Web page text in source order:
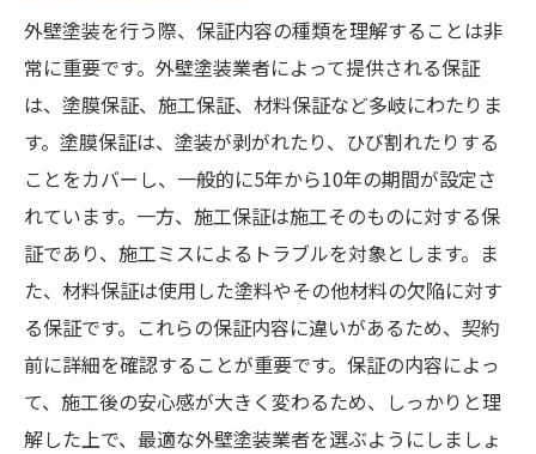
外壁塗装を行う際、保証内容の種類を理解することは非
常に重要です。外壁塗装業者によって提供される保証
は、塗膜保証、施工保証、材料保証など多岐にわたりま
す。塗膜保証は、塗装が剥がれたり、ひび割れたりする
ことをカバーし、一般的に5年から10年の期間が設定さ
れています。一方、施工保証は施工そのものに対する保
証であり、施工ミスによるトラブルを対象とします。ま
た、材料保証は使用した塗料やその他材料の欠陥に対す
る保証です。これらの保証内容に違いがあるため、契約
前に詳細を確認することが重要です。保証の内容によっ
て、施工後の安心感が大きく変わるため、しっかりと理
解した上で、最適な外壁塗装業者を選ぶようにしましょ